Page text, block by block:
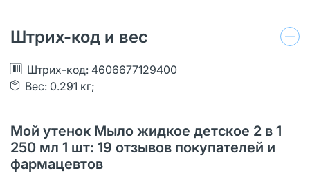
Штрих-код и вес
Штрих-код: 4606677129400
Вес: 0.291 кг;
Мой утенок Мыло жидкое детское 2 в 1
250 мл 1 шт: 19 отзывов покупателей и
фармацевтов